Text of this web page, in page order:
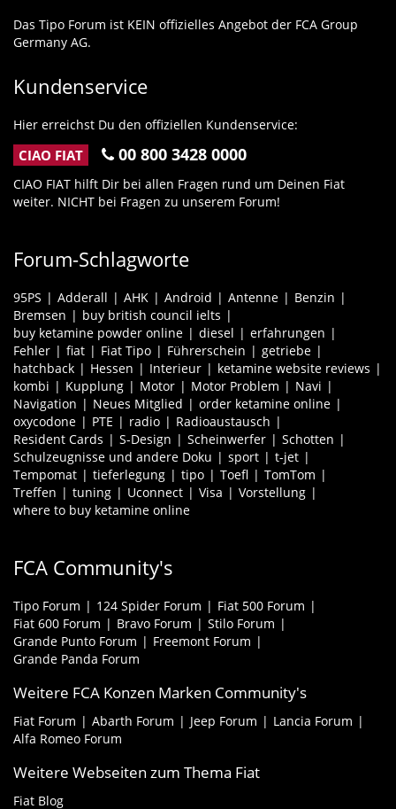
Das Tipo Forum ist KEIN offizielles Angebot der FCA Group
Germany AG.
Kundenservice
Hier erreichst Du den offiziellen Kundenservice:
CIAO FIAT 00 800 3428 0000
CIAO FIAT hilft Dir bei allen Fragen rund um Deinen Fiat
weiter. NICHT bei Fragen zu unserem Forum!
Forum-Schlagworte
95PS Adderall AHK Android Antenne
Benzin
Bremsen
buy british council ielts
buy ketamine powder online
diesel
erfahrungen
Fehler
fiat Fiat Tipo Führerschein
getriebe
hatchback
Hessen Interieur
ketamine website reviews
kombi
Kupplung Motor Motor Problem
Navi
Navigation
Neues Mitglied
order ketamine online
oxycodone
PTE radio
Radioaustausch
Resident Cards
S-Design Scheinwerfer
Schotten
Schulzeugnisse und andere Doku
sport
t-jet
Tempomat
tieferlegung tipo Toefl
TomTom
Treffen
tuning Uconnect Visa
Vorstellung
where to buy ketamine online
FCA Community's
Tipo Forum 124 Spider Forum
Fiat 500 Forum
Fiat 600 Forum
Bravo Forum
Stilo Forum
Grande Punto Forum
Freemont Forum
Grande Panda Forum
Weitere FCA Konzen Marken Community's
Fiat Forum Abarth Forum Jeep Forum
Lancia Forum
Alfa Romeo Forum
Weitere Webseiten zum Thema Fiat
Fiat Blog